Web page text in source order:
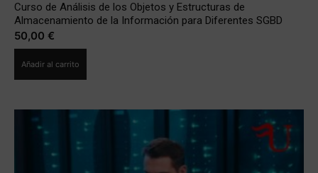
Curso de Análisis de los Objetos y Estructuras de
Almacenamiento de la Información para Diferentes SGBD
50,00 €
Añadir al carrito